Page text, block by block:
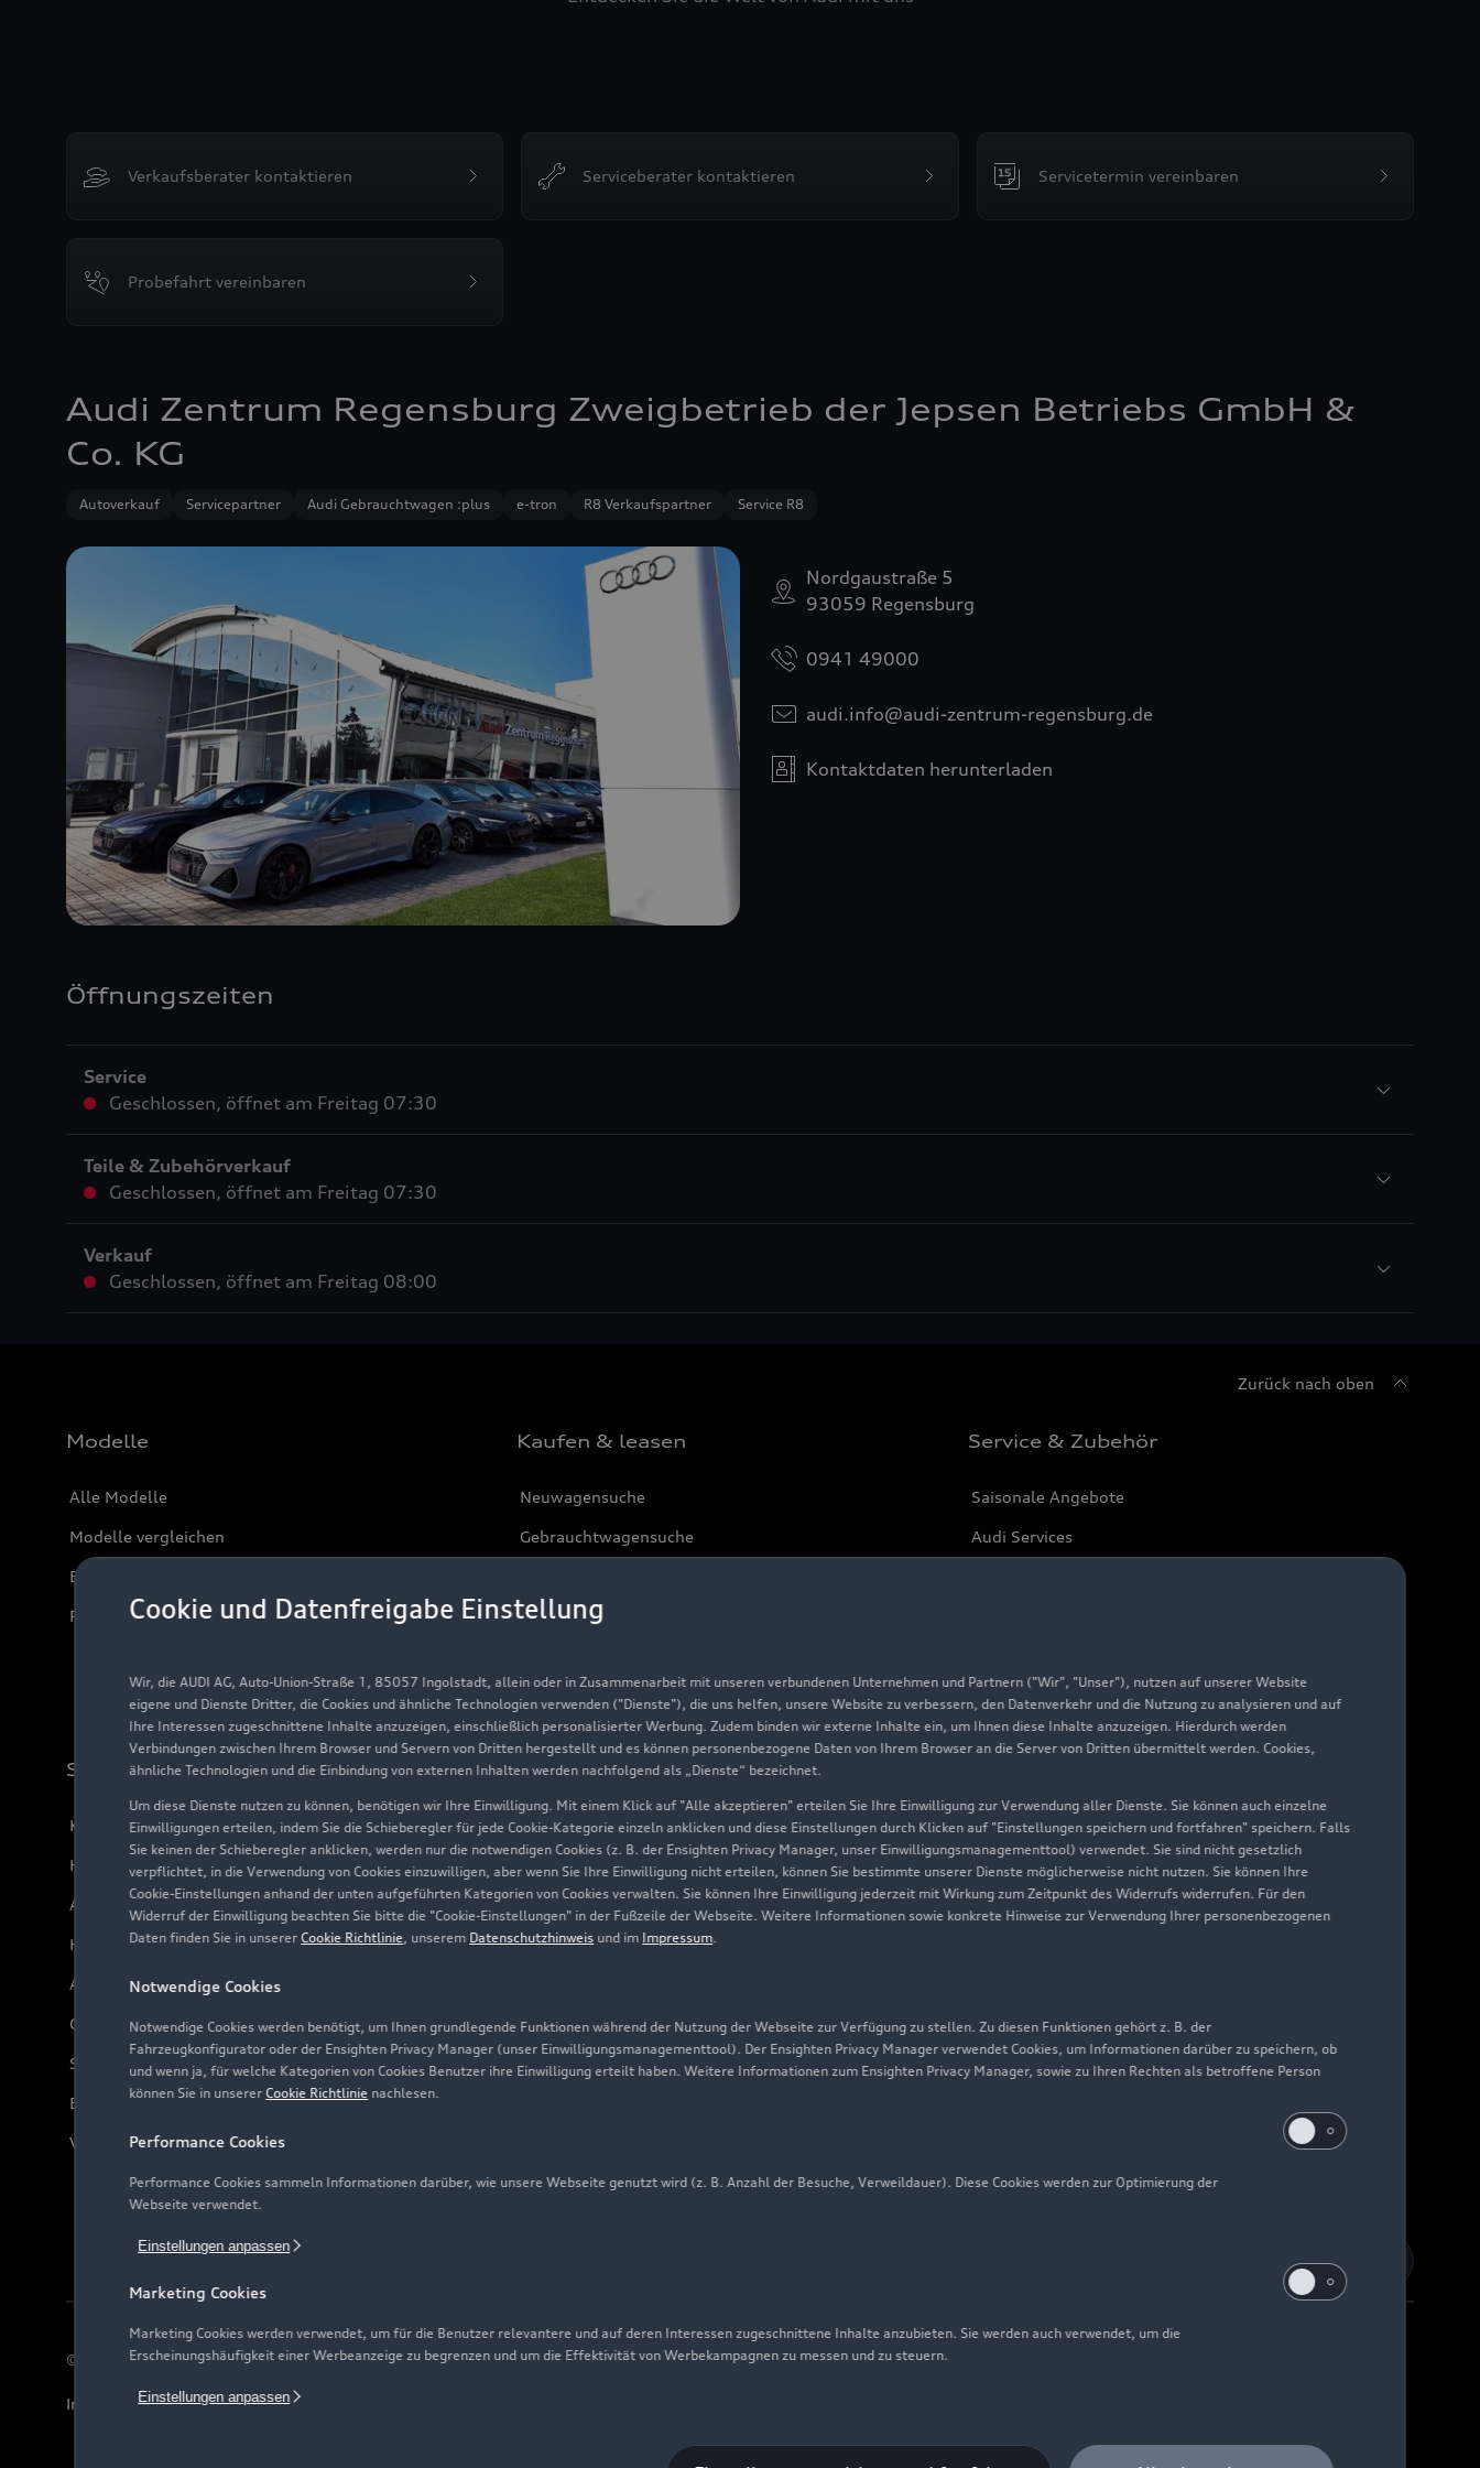
Cookie und Datenfreigabe Einstellung
Wir, die AUDI AG, Auto-Union-Straße 1, 85057 Ingolstadt, allein oder in Zusammenarbeit mit unseren verbundenen Unternehmen und Partnern ("Wir", "Unser"), nutzen auf unserer Website
eigene und Dienste Dritter, die Cookies und ähnliche Technologien verwenden ("Dienste"), die uns helfen, unsere Website zu verbessern, den Datenverkehr und die Nutzung zu analysieren und auf
Ihre Interessen zugeschnittene Inhalte anzuzeigen, einschließlich personalisierter Werbung. Zudem binden wir externe Inhalte ein, um Ihnen diese Inhalte anzuzeigen. Hierdurch werden
Verbindungen zwischen Ihrem Browser und Servern von Dritten hergestellt und es können personenbezogene Daten von Ihrem Browser an die Server von Dritten übermittelt werden. Cookies,
ähnliche Technologien und die Einbindung von externen Inhalten werden nachfolgend als „Dienste“ bezeichnet.
Um diese Dienste nutzen zu können, benötigen wir Ihre Einwilligung. Mit einem Klick auf "Alle akzeptieren" erteilen Sie Ihre Einwilligung zur Verwendung aller Dienste. Sie können auch einzelne
Einwilligungen erteilen, indem Sie die Schieberegler für jede Cookie-Kategorie einzeln anklicken und diese Einstellungen durch Klicken auf "Einstellungen speichern und fortfahren" speichern. Falls
Sie keinen der Schieberegler anklicken, werden nur die notwendigen Cookies (z. B. der Ensighten Privacy Manager, unser Einwilligungsmanagementtool) verwendet. Sie sind nicht gesetzlich
verpflichtet, in die Verwendung von Cookies einzuwilligen, aber wenn Sie Ihre Einwilligung nicht erteilen, können Sie bestimmte unserer Dienste möglicherweise nicht nutzen. Sie können Ihre
Cookie-Einstellungen anhand der unten aufgeführten Kategorien von Cookies verwalten. Sie können Ihre Einwilligung jederzeit mit Wirkung zum Zeitpunkt des Widerrufs widerrufen. Für den
Widerruf der Einwilligung beachten Sie bitte die "Cookie-Einstellungen" in der Fußzeile der Webseite. Weitere Informationen sowie konkrete Hinweise zur Verwendung Ihrer personenbezogenen
Daten finden Sie in unsererCookie Richtlinie, unserem Datenschutzhinweis und im Impressum.
Notwendige Cookies
Notwendige Cookies werden benötigt, um Ihnen grundlegende Funktionen während der Nutzung der Webseite zur Verfügung zu stellen. Zu diesen Funktionen gehört z. B. der
Fahrzeugkonfigurator oder der Ensighten Privacy Manager (unser Einwilligungsmanagementtool). Der Ensighten Privacy Manager verwendet Cookies, um Informationen darüber zu speichern, ob
und wenn ja, für welche Kategorien von Cookies Benutzer ihre Einwilligung erteilt haben. Weitere Informationen zum Ensighten Privacy Manager, sowie zu Ihren Rechten als betroffene Person
können Sie in unsererCookie Richtlinie nachlesen.
Performance Cookies
Performance Cookies sammeln Informationen darüber, wie unsere Webseite genutzt wird (z. B. Anzahl der Besuche, Verweildauer). Diese Cookies werden zur Optimierung der
Webseite verwendet.
Einstellungen anpassen
Marketing Cookies
Marketing Cookies werden verwendet, um für die Benutzer relevantere und auf deren Interessen zugeschnittene Inhalte anzubieten. Sie werden auch verwendet, um die
Erscheinungshäufigkeit einer Werbeanzeige zu begrenzen und um die Effektivität von Werbekampagnen zu messen und zu steuern.
Einstellungen anpassen
Verkaufsberater kontaktieren Serviceberater kontaktieren Servicetermin vereinbaren
Probefahrt vereinbaren
Audi Zentrum Regensburg Zweigbetrieb der Jepsen Betriebs GmbH &
Co. KG
Autoverkauf Servicepartner Audi Gebrauchtwagen :plus e-tron R8 Verkaufspartner Service R8
Nordgaustraße 5
93059 Regensburg
0941 49000
audi.info@audi-zentrum-regensburg.de
Kontaktdaten herunterladen
Öffnungszeiten
Service
Geschlossen, öffnet am Freitag 07:30
Teile & Zubehörverkauf
Geschlossen, öffnet am Freitag 07:30
Verkauf
Geschlossen, öffnet am Freitag 08:00
Zurück nach oben
Modelle
Alle Modelle
Modelle vergleichen
Elektromodelle
Plug-in-Hybride
Kaufen & leasen
Neuwagensuche
Gebrauchtwagensuche
Finanzierung
Geschäftskunden
Service & Zubehör
Saisonale Angebote
Audi Services
Support
Kundenservice
Händlersuche
Audi Code
Häufige Fragen (FAQ)
Audi Online Beratung
Online-Terminvereinbarung
Servicekontakt
Bordbuch & Bedienungsanleitungen
Verträge kündigen
Über Audi
Unternehmen
Karriere
Investor Relations
Presse & Media Center
Audi erleben
Newsletter
© 2026 AUDI AG. Alle Rechte vorbehalten
Impressum Rechtliches Hinweisgebersystem